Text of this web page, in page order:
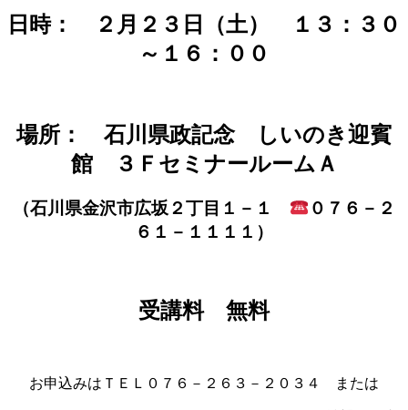
日時： ２月２３日（土） １３：３０
～１６：００
場所： 石川県政記念 しいのき迎賓
館 ３ＦセミナールームＡ
（石川県金沢市広坂２丁目１－１
０７６－２
６１－１１１１）
受講料 無料
お申込みはＴＥＬ０７６－２６３－２０３４ または